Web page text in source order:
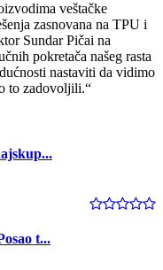
veštačke
zasnovana na TPU i
Sundar Pičai na
pokretača našeg rasta
nastaviti da vidimo
to zadovoljili.“
t...